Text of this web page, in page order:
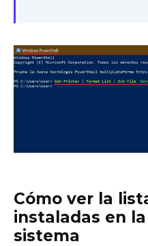
Cómo ver la
instaladas en la
sistema